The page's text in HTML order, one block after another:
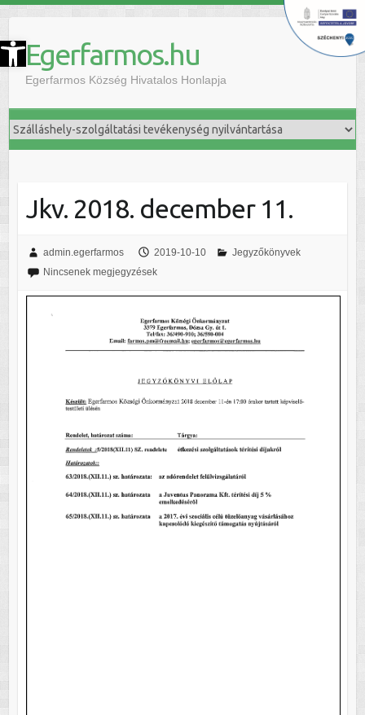
Eszköztár megnyitása Egerfarmos.hu
Egerfarmos Község Hivatalos Honlapja
Jkv. 2018. december 11.
admin.egerfarmos 2019-10-10
Jegyzőkönyvek
Nincsenek megjegyzések